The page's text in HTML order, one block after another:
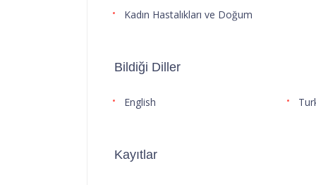
Kadın Hastalıkları ve Doğum
Bildiği Diller
English
Kayıtlar